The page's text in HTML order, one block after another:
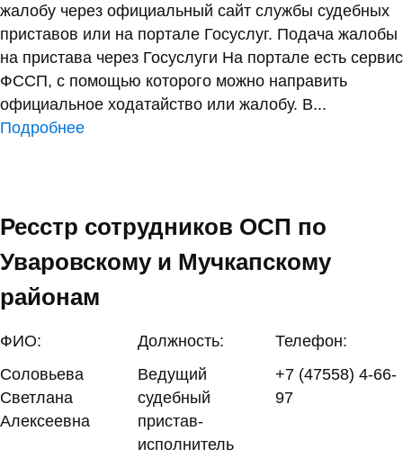
жалобу через официальный сайт службы судебных
приставов или на портале Госуслуг. Подача жалобы
на пристава через Госуслуги На портале есть сервис
ФССП, с помощью которого можно направить
официальное ходатайство или жалобу. В...
Подробнее
Ресстр сотрудников ОСП по
Уваровскому и Мучкапскому
районам
ФИО: Должность:
Телефон:
Соловьева
Светлана
Алексеевна
Ведущий
судебный
пристав-
исполнитель
+7 (47558) 4-66-
97